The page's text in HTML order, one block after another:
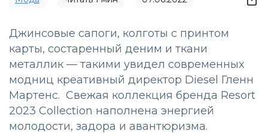
Джинсовые сапоги, колготы с принтом
карты, состаренный деним и ткани
металлик — такими увидел современных
модниц креативный директор Diesel Гленн
Мартенс. Свежая коллекция бренда Resort
2023 Collection наполнена энергией
молодости, задора и авантюризма.